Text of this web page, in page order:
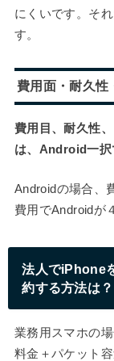
にくいです。そ
す。
費用面・耐久性
費用目、耐久性
は、Android一択
Androidの場合、
費用でAndroidが
法人でiPhone
約する方法は？
業務用スマホの
料金＋パケット